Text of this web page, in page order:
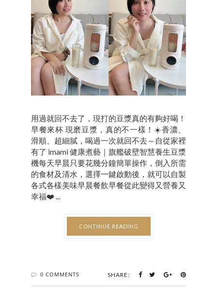
用過就回不去了，現打的豆漿真的有夠好喝！
早餐來杯 現磨豆漿，真的不一樣！☀️香濃、
滑順、超細膩，喝過一次就回不去～自從家裡
有了 imami 健康煮藝｜旗艦破壁智慧養生豆漿
機每天早晨只要花幾分鐘簡單操作，倒入所需
的食材及清水，選擇一鍵啟動後，就可以自製
各式各樣美味早晨餐飲早餐從此變得又營養又
幸福❤️ ...
CONTINUE READING
0 COMMENTS SHARE: